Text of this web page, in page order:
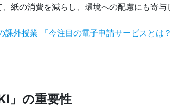
紙の消費を減らし、環境への配慮にも寄与
課外授業 「今注目の電子申請サービスとは？
」の重要性